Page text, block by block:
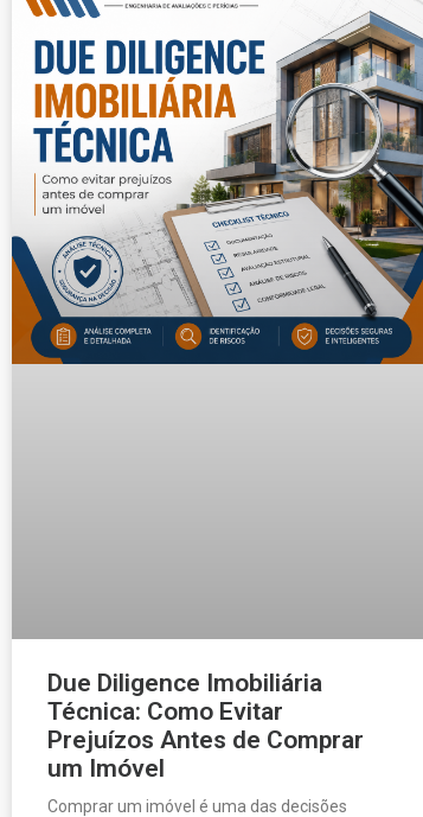
Due Diligence Imobiliária
Técnica: Como Evitar
Prejuízos Antes de Comprar
um Imóvel
Comprar um imóvel é uma das decisões